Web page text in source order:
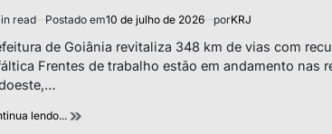
read Postado em10 de julho de 2026 porKRJ
de Goiânia revitaliza 348 km de vias com
Frentes de trabalho estão em andamento nas
lendo...